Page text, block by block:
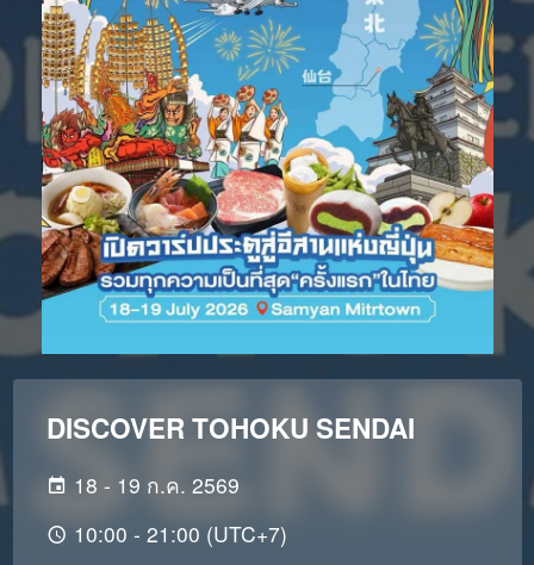
DISCOVER TOHOKU SENDAI
18 - 19 ก.ค. 2569
10:00 - 21:00 (UTC+7)